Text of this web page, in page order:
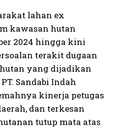
lahan ex
kawasan hutan
2024 hingga kini
terakit dugaan
yang dijadikan
Sandabi Indah
kinerja petugas
dan terkesan
tutup mata atas